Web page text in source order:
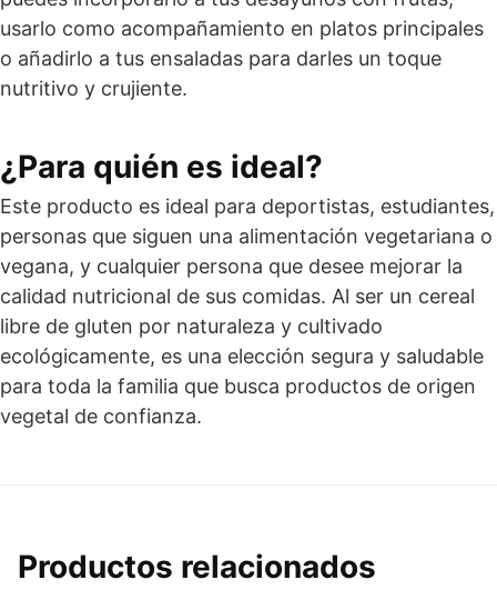
usarlo como acompañamiento en platos principales
o añadirlo a tus ensaladas para darles un toque
nutritivo y crujiente.
¿Para quién es ideal?
Este producto es ideal para deportistas, estudiantes,
personas que siguen una alimentación vegetariana o
vegana, y cualquier persona que desee mejorar la
calidad nutricional de sus comidas. Al ser un cereal
libre de gluten por naturaleza y cultivado
ecológicamente, es una elección segura y saludable
para toda la familia que busca productos de origen
vegetal de confianza.
Productos relacionados